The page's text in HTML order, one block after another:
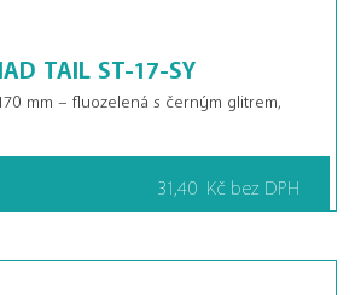
TAIL ST-17-SY
mm – fluozelená s černým glitrem,
31,40 Kč bez DPH